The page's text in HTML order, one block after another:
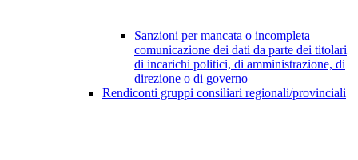
Sanzioni per mancata o incompleta
comunicazione dei dati da parte dei titolari
di incarichi politici, di amministrazione, di
direzione o di governo
Rendiconti gruppi consiliari regionali/provinciali